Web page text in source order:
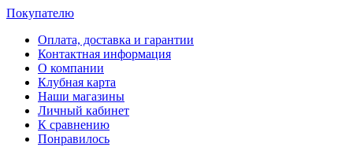
Покупателю
Оплата, доставка и гарантии
Контактная информация
О компании
Клубная карта
Наши магазины
Личный кабинет
К сравнению
Понравилось